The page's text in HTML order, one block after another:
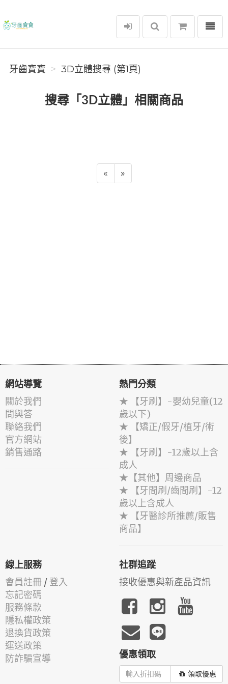
牙齒寶寶
選單
牙齒寶寶 3D立體搜尋 (第1頁)
搜尋「3D立體」相關商品
« »
網站導覽
關於我們
問與答
聯絡我們
官方網站
銷售通路
熱門分類
★ 【牙刷】-嬰幼兒童(12
歲以下)
★ 【矯正/假牙/植牙/術
後】
★ 【牙刷】-12歲以上含
成人
★【其他】周邊商品
★ 【牙間刷/齒間刷】-12
歲以上含成人
★ 【牙醫診所推薦/販售
商品】
線上服務
會員註冊 / 登入
忘記密碼
服務條款
隱私權政策
退換貨政策
運送政策
防詐騙宣導
社群追蹤
接收優惠與新產品資訊
優惠領取
領取優惠